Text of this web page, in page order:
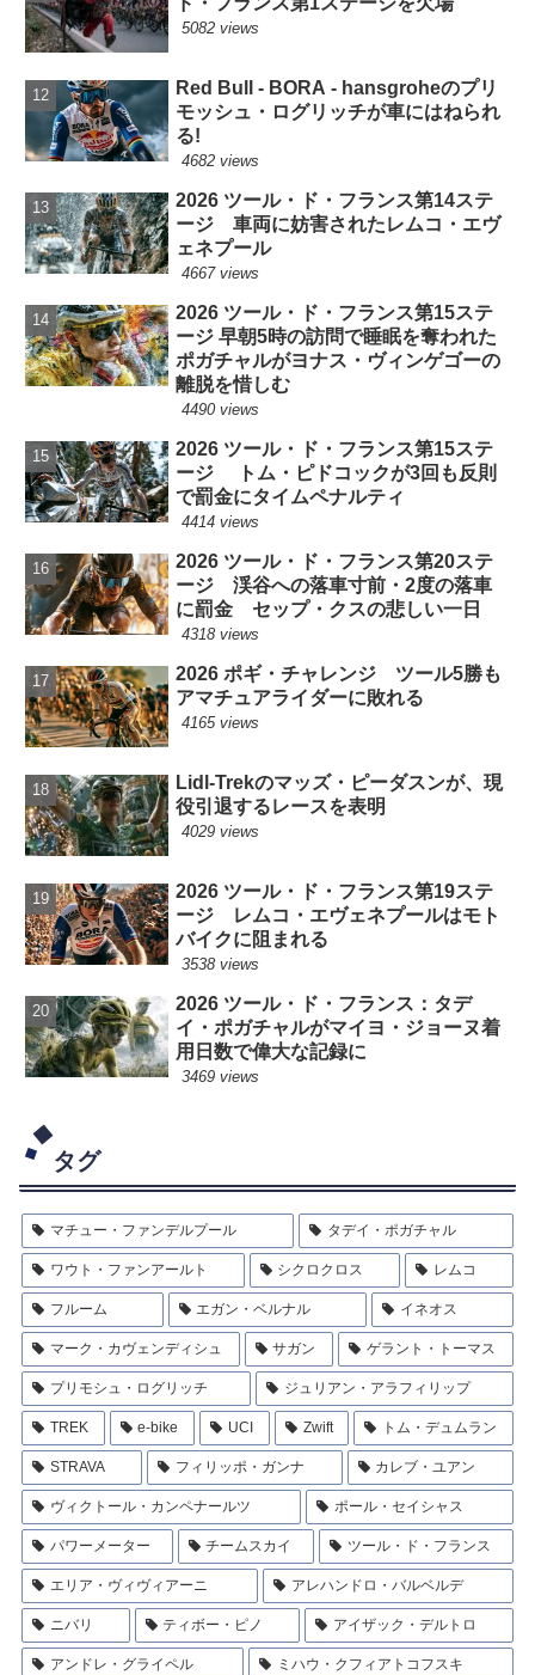
5082 views
Red Bull - BORA - hansgroheのプリ
モッシュ・ログリッチが車にはねられ
る!
4682 views
2026 ツール・ド・フランス第14ステ
ージ 車両に妨害されたレムコ・エヴ
ェネプール
4667 views
2026 ツール・ド・フランス第15ステ
ージ 早朝5時の訪問で睡眠を奪われた
ポガチャルがヨナス・ヴィンゲゴーの
離脱を惜しむ
4490 views
2026 ツール・ド・フランス第15ステ
ージ トム・ピドコックが3回も反則
で罰金にタイムペナルティ
4414 views
2026 ツール・ド・フランス第20ステ
ージ 渓谷への落車寸前・2度の落車
に罰金 セップ・クスの悲しい一日
4318 views
2026 ポギ・チャレンジ ツール5勝も
アマチュアライダーに敗れる
4165 views
Lidl-Trekのマッズ・ピーダスンが、現
役引退するレースを表明
4029 views
2026 ツール・ド・フランス第19ステ
ージ レムコ・エヴェネプールはモト
バイクに阻まれる
3538 views
2026 ツール・ド・フランス：タデ
イ・ポガチャルがマイヨ・ジョーヌ着
用日数で偉大な記録に
3469 views
タグ
マチュー・ファンデルプール タデイ・ポガチャル
ワウト・ファンアールト シクロクロス レムコ
フルーム エガン・ベルナル イネオス
マーク・カヴェンディシュ サガン ゲラント・トーマス
プリモシュ・ログリッチ ジュリアン・アラフィリップ
TREK e-bike UCI Zwift トム・デュムラン
STRAVA フィリッポ・ガンナ カレブ・ユアン
ヴィクトール・カンペナールツ ポール・セイシャス
パワーメーター チームスカイ ツール・ド・フランス
エリア・ヴィヴィアーニ アレハンドロ・バルベルデ
ニバリ ティボー・ピノ アイザック・デルトロ
アンドレ・グライペル ミハウ・クフィアトコフスキ